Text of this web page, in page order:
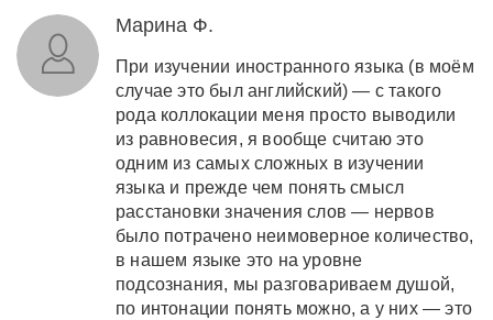
Марина Ф.
При изучении иностранного языка (в моём
случае это был английский) — с такого
рода коллокации меня просто выводили
из равновесия, я вообще считаю это
одним из самых сложных в изучении
языка и прежде чем понять смысл
расстановки значения слов — нервов
было потрачено неимоверное количество,
в нашем языке это на уровне
подсознания, мы разговариваем душой,
по интонации понять можно, а у них — это